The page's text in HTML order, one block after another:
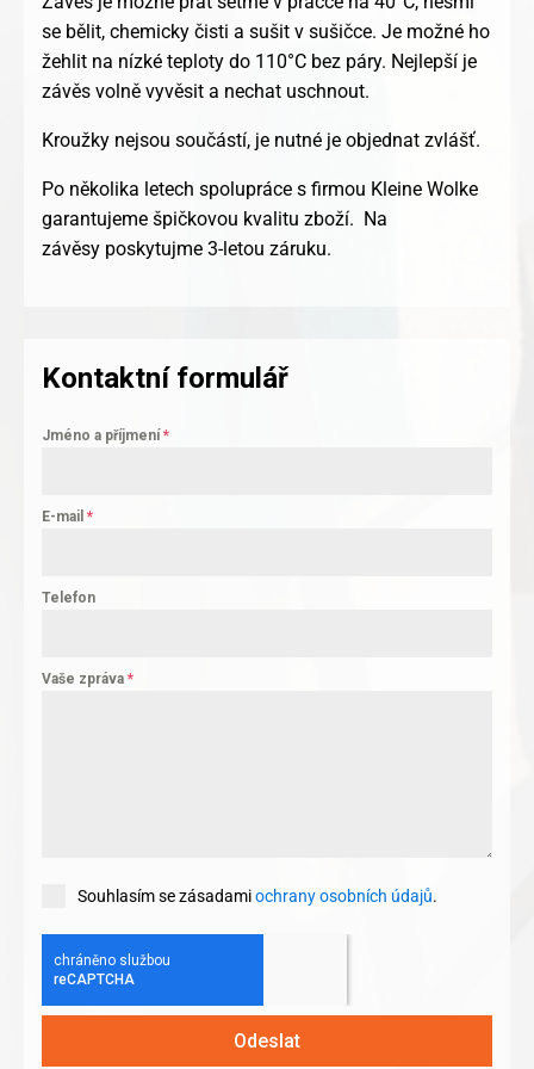
se bělit, chemicky čisti a sušit v sušičce. Je možné ho
žehlit na nízké teploty do 110°C bez páry. Nejlepší je
závěs volně vyvěsit a nechat uschnout.
Kroužky nejsou součástí, je nutné je objednat zvlášť.
Po několika letech spolupráce s firmou Kleine Wolke
garantujeme špičkovou kvalitu zboží. Na
závěsy poskytujme 3-letou záruku.
Kontaktní formulář
Jméno a příjmení *
E-mail *
Telefon
Vaše zpráva *
Souhlasím se zásadamiochrany osobních údajů.
Odeslat